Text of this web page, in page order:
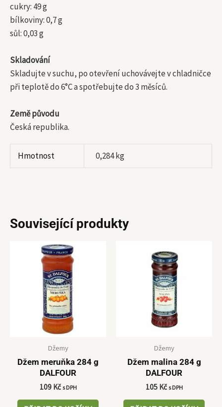
cukry: 49 g
bílkoviny: 0,7 g
sůl: 0,03 g
Skladování
Skladujte v suchu, po otevření uchovávejte v chladničce
při teplotě do 6°C a spotřebujte do 3 měsíců.
Země původu
Česká republika.
Hmotnost 0,284 kg
Související produkty
Džemy
Džem meruňka 284 g
DALFOUR
109 Kč s DPH
Džemy
Džem malina 284 g
DALFOUR
105 Kč s DPH